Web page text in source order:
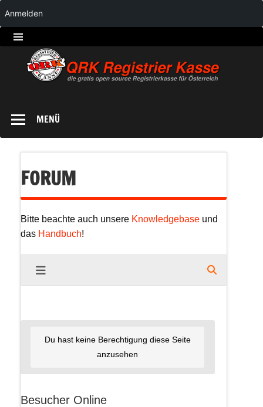
QRK
MENÜ
FORUM
Bitte beachte auch unsere Knowledgebase und
das Handbuch!
Du hast keine Berechtigung diese Seite
anzusehen
Besucher Online
Anmelden